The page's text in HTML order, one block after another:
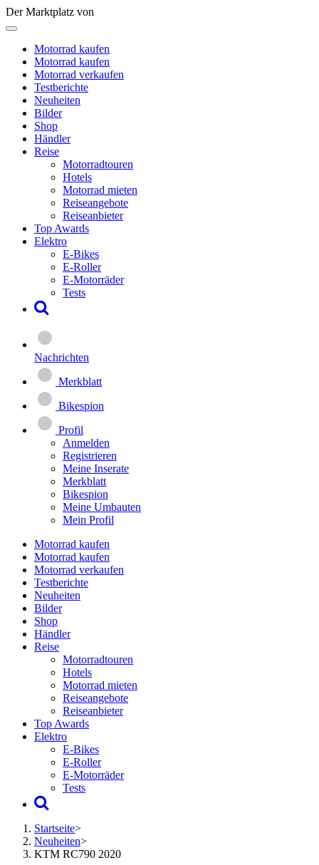
Der Marktplatz von
Motorrad kaufen
Motorrad kaufen
Motorrad verkaufen
Testberichte
Neuheiten
Bilder
Shop
Händler
Reise
Motorradtouren
Hotels
Motorrad mieten
Reiseangebote
Reiseanbieter
Top Awards
Elektro
E-Bikes
E-Roller
E-Motorräder
Tests
Nachrichten
Merkblatt
Bikespion
Profil
Anmelden
Registrieren
Meine Inserate
Merkblatt
Bikespion
Meine Umbauten
Mein Profil
Motorrad kaufen
Motorrad kaufen
Motorrad verkaufen
Testberichte
Neuheiten
Bilder
Shop
Händler
Reise
Motorradtouren
Hotels
Motorrad mieten
Reiseangebote
Reiseanbieter
Top Awards
Elektro
E-Bikes
E-Roller
E-Motorräder
Tests
Startseite>
Neuheiten>
KTM RC790 2020